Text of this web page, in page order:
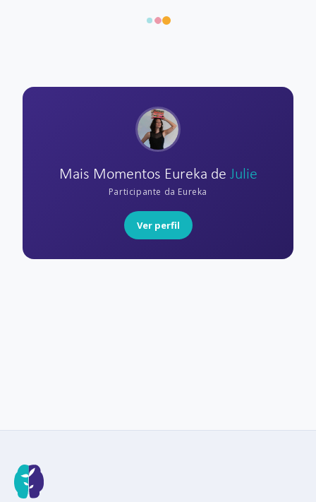
Mais Momentos Eureka de Julie
Participante da Eureka
Ver perfil